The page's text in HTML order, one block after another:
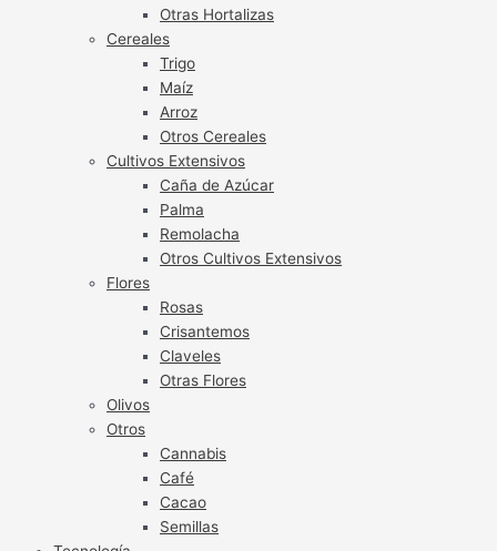
Otras Hortalizas
Cereales
Trigo
Maíz
Arroz
Otros Cereales
Cultivos Extensivos
Caña de Azúcar
Palma
Remolacha
Otros Cultivos Extensivos
Flores
Rosas
Crisantemos
Claveles
Otras Flores
Olivos
Otros
Cannabis
Café
Cacao
Semillas